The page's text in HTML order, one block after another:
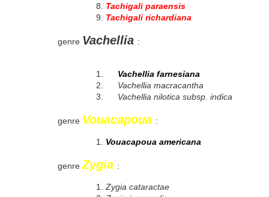
Tachigali paraensis
Tachigali richardiana
genre Vachellia :
Vachellia farnesiana
Vachellia macracantha
Vachellia nilotica subsp. indica
genre Vouacapoua :
Vouacapoua americana
genreZygia :
Zygia cataractae